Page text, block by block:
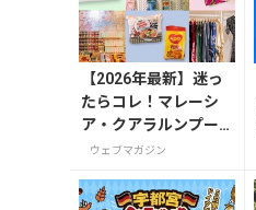
【2026年最新】迷っ
たらコレ！マレーシ
ア・クアラルンプー
ルで絶対買いたいお
ウェブマガジン